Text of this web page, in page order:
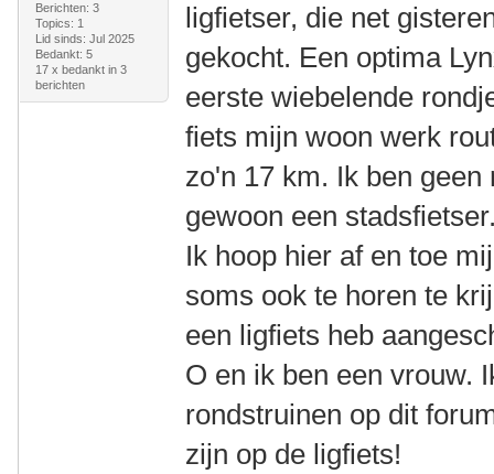
Berichten: 3
Topics: 1
Lid sinds: Jul 2025
Bedankt: 5
17 x bedankt in 3
berichten
ligfietser, die net
gekocht. Een optima
eerste wiebelende
fiets mijn woon werk
zo'n 17 km. Ik ben
gewoon een
Ik hoop hier af en toe
soms ook te horen te
een ligfiets heb
O en ik ben een vrouw.
rondstruinen op dit
zijn op de ligfiets!